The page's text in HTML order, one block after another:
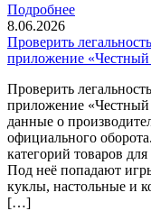
Подробнее
8.06.2026
Проверить
приложение «Честный
Проверить
приложение
данные о
официального
категорий товаров
Под неё попадают
куклы, настольные и
[…]